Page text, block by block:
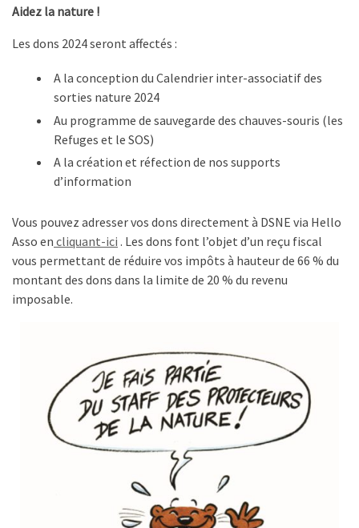
Aidez la nature !
Les dons 2024 seront affectés :
A la conception du Calendrier inter-associatif des
sorties nature 2024
Au programme de sauvegarde des chauves-souris (les
Refuges et le SOS)
A la création et réfection de nos supports
d’information
Vous pouvez adresser vos dons directement à DSNE via Hello
Asso en cliquant-ici . Les dons font l’objet d’un reçu fiscal
vous permettant de réduire vos impôts à hauteur de 66 % du
montant des dons dans la limite de 20 % du revenu
imposable.